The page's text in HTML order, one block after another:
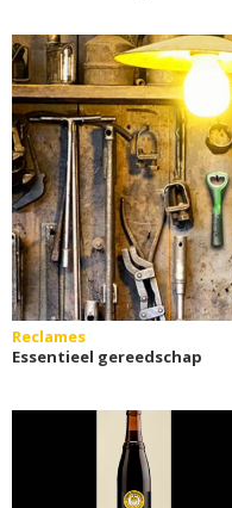
Reclames
Essentieel gereedschap